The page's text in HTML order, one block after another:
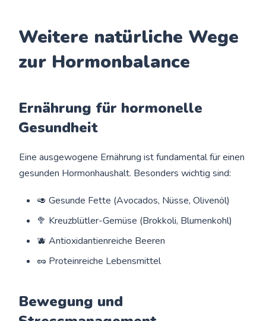
Weitere natürliche Wege
zur Hormonbalance
Ernährung für hormonelle
Gesundheit
Eine ausgewogene Ernährung ist fundamental für einen
gesunden Hormonhaushalt. Besonders wichtig sind:
🥑 Gesunde Fette (Avocados, Nüsse, Olivenöl)
🥦 Kreuzblütler-Gemüse (Brokkoli, Blumenkohl)
🫐 Antioxidantienreiche Beeren
🥜 Proteinreiche Lebensmittel
Bewegung und